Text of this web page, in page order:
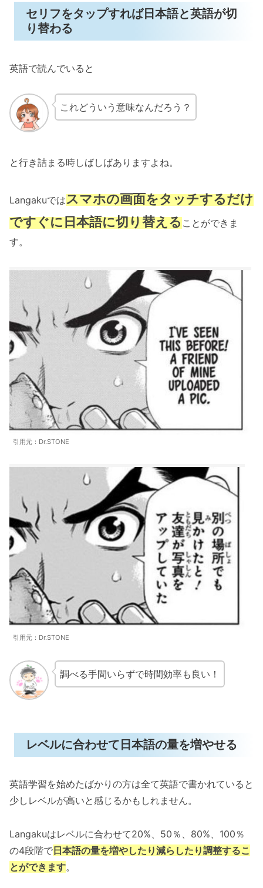
セリフをタップすれば日本語と英語が切
り替わる
英語で読んでいると
これどういう意味なんだろう？
と行き詰まる時しばしばありますよね。
Langakuではスマホの画面をタッチするだけ
ですぐに日本語に切り替えることができま
す。
引用元：Dr.STONE
引用元：Dr.STONE
調べる手間いらずで時間効率も良い！
レベルに合わせて日本語の量を増やせる
英語学習を始めたばかりの方は全て英語で書かれていると
少しレベルが高いと感じるかもしれません。
Langakuはレベルに合わせて20%、50％、80%、100％
の4段階で日本語の量を増やしたり減らしたり調整するこ
とができます。